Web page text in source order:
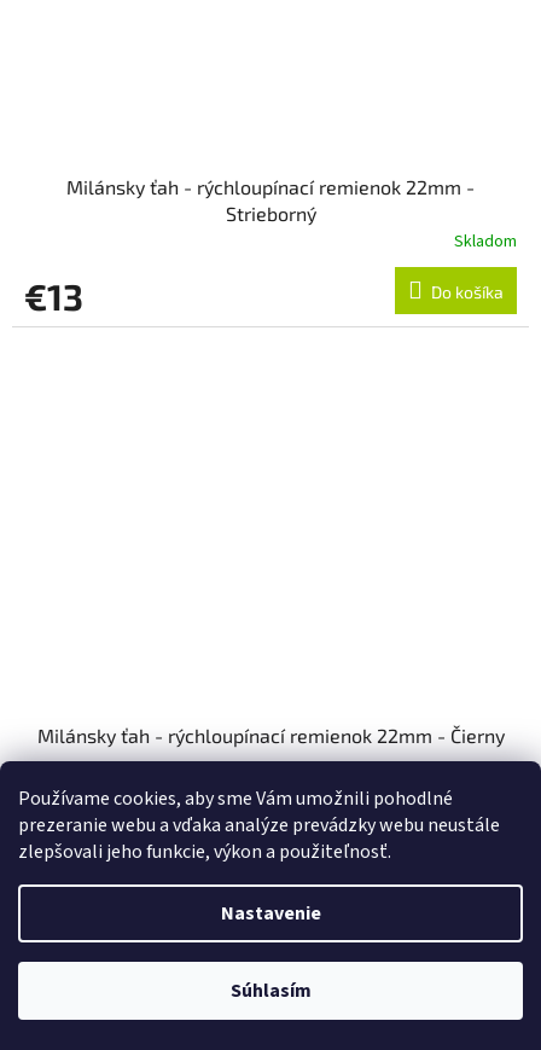
Používame cookies, aby sme Vám umožnili pohodlné
prezeranie webu a vďaka analýze prevádzky webu neustále
zlepšovali jeho funkcie, výkon a použiteľnosť.
Nastavenie
Súhlasím
Milánsky ťah - rýchloupínací remienok 22mm -
Strieborný
Skladom
€13 Do košíka
Milánsky ťah - rýchloupínací remienok 22mm - Čierny
€13